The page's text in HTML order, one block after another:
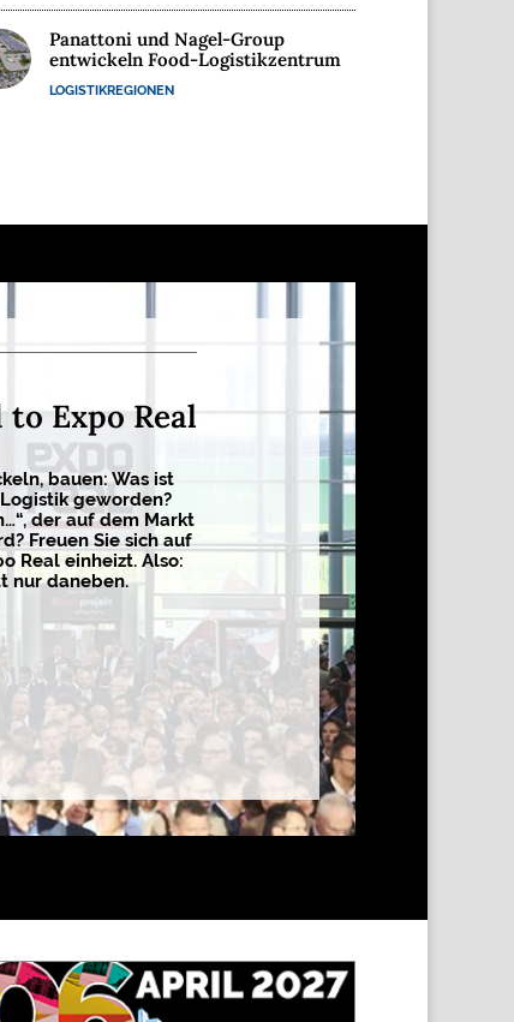
Panattoni und Nagel-Group
entwickeln Food-Logistikzentrum
LOGISTIKREGIONEN
Expo Real
bauen: Was ist
geworden?
der auf dem Markt
Freuen Sie sich auf
Real einheizt. Also:
nur daneben.